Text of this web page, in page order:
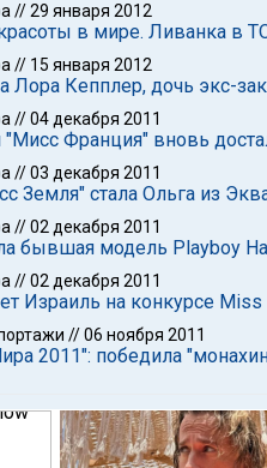
//29 января 2012
в мире. Ливанка в
// 15 января 2012
Лора Кепплер, дочь экс-
//04 декабря 2011
"Мисс Франция" вновь
//03 декабря 2011
Земля" стала Ольга из
//02 декабря 2011
бывшая модель Playboy
//02 декабря 2011
Израиль на конкурсе Miss
//06 ноября 2011
2011": победила